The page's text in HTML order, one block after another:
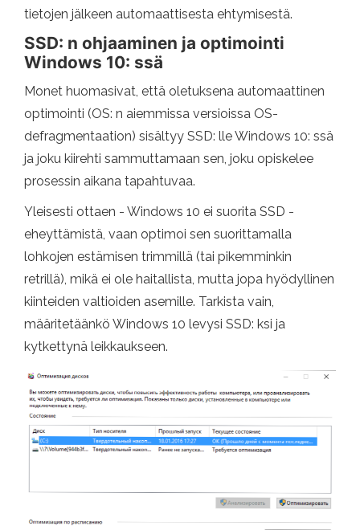
tietojen jälkeen automaattisesta ehtymisestä.
SSD: n ohjaaminen ja optimointi
Windows 10: ssä
Monet huomasivat, että oletuksena automaattinen
optimointi (OS: n aiemmissa versioissa OS-
defragmentaation) sisältyy SSD: lle Windows 10: ssä
ja joku kiirehti sammuttamaan sen, joku opiskelee
prosessin aikana tapahtuvaa.
Yleisesti ottaen - Windows 10 ei suorita SSD -
eheyttämistä, vaan optimoi sen suorittamalla
lohkojen estämisen trimmillä (tai pikemminkin
retrillä), mikä ei ole haitallista, mutta jopa hyödyllinen
kiinteiden valtioiden asemille. Tarkista vain,
määritetäänkö Windows 10 levysi SSD: ksi ja
kytkettynä leikkaukseen.